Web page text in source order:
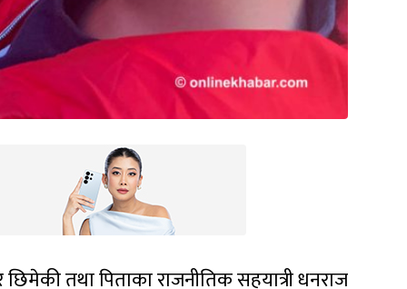
छिमेकी तथा पिताका राजनीतिक सहयात्री धनराज